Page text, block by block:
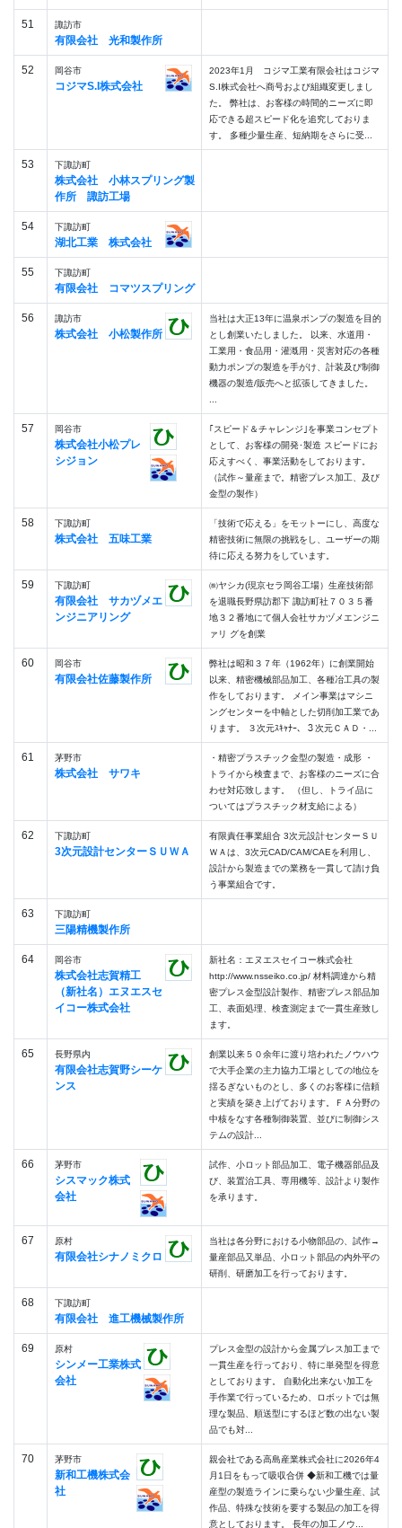
51 諏訪市
有限会社 光和製作所
52 岡谷市
コジマS.I株式会社
2023年1月 コジマ工業有限会社はコジマ
S.I株式会社へ商号および組織変更しまし
た。 弊社は、お客様の時間的ニーズに即
応できる超スピード化を追究しておりま
す。 多種少量生産、短納期をさらに受...
53 下諏訪町
株式会社 小林スプリング製
作所 諏訪工場
54 下諏訪町
湖北工業 株式会社
55 下諏訪町
有限会社 コマツスプリング
56 諏訪市
株式会社 小松製作所
当社は大正13年に温泉ポンプの製造を目的
とし創業いたしました。 以来、水道用・
工業用・食品用・灌漑用・災害対応の各種
動力ポンプの製造を手がけ、計装及び制御
機器の製造/販売へと拡張してきました。
57 岡谷市
株式会社小松プレ
シジョン
｢スピード＆チャレンジ｣を事業コンセプト
として、お客様の開発･製造 スピードにお
応えすべく、事業活動をしております。
（試作～量産まで。精密プレス加工、及び
金型の製作）
58 下諏訪町
株式会社 五味工業
「技術で応える」をモットーにし、高度な
精密技術に無限の挑戦をし、ユーザーの期
待に応える努力をしています。
59 下諏訪町
有限会社 サカヅメエ
ンジニアリング
㈱ヤシカ(現京セラ岡谷工場）生産技術部
を退職長野県訪郡下 諏訪町社７０３５番
地３２番地にて個人会社サカヅメエンジニ
ァリ グを創業
60 岡谷市
有限会社佐藤製作所
弊社は昭和３７年（1962年）に創業開始
以来、精密機械部品加工、各種冶工具の製
作をしております。 メイン事業はマシニ
ングセンターを中軸とした切削加工業であ
ります。 ３次元ｽｷｬﾅｰ、３次元ＣＡＤ・...
61 茅野市
株式会社 サワキ
・精密プラスチック金型の製造・成形 ・
トライから検査まで、お客様のニーズに合
わせ対応致します。 （但し、トライ品に
ついてはプラスチック材支給による）
62 下諏訪町
3次元設計センターＳＵＷＡ
有限責任事業組合 3次元設計センターＳＵ
ＷＡは、3次元CAD/CAM/CAEを利用し、
設計から製造までの業務を一貫して請け負
う事業組合です。
63 下諏訪町
三陽精機製作所
64 岡谷市
株式会社志賀精工
（新社名）エヌエスセ
イコー株式会社
新社名：エヌエスセイコー株式会社
http://www.nsseiko.co.jp/ 材料調達から精
密プレス金型設計製作、精密プレス部品加
工、表面処理、検査測定まで一貫生産致し
ます。
65 長野県内
有限会社志賀野シーケ
ンス
創業以来５０余年に渡り培われたノウハウ
で大手企業の主力協力工場としての地位を
揺るぎないものとし、多くのお客様に信頼
と実績を築き上げております。ＦＡ分野の
中核をなす各種制御装置、並びに制御シス
テムの設計...
66 茅野市
シスマック株式
会社
試作、小ロット部品加工、電子機器部品及
び、装置治工具、専用機等、設計より製作
を承ります。
67 原村
有限会社シナノミクロ
当社は各分野における小物部品の、試作→
量産部品又単品、小ロット部品の内外平の
研削、研磨加工を行っております。
68 下諏訪町
有限会社 進工機械製作所
69 原村
シンメー工業株式
会社
プレス金型の設計から金属プレス加工まで
一貫生産を行っており、特に単発型を得意
としております。 自動化出来ない加工を
手作業で行っているため、ロボットでは無
理な製品、順送型にするほど数の出ない製
品でも対...
70 茅野市
新和工機株式会
社
親会社である高島産業株式会社に2026年4
月1日をもって吸収合併 ◆新和工機では量
産型の製造ラインに乗らない少量生産、試
作品、特殊な技術を要する製品の加工を得
意としております。 長年の加工ノウ...